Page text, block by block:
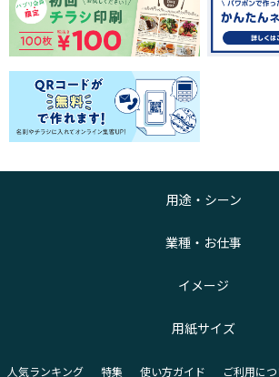
用途・シーン
業種・お仕事
イメージ
用紙サイズ
人気ランキング 特集 使い方ガイド ご利用に